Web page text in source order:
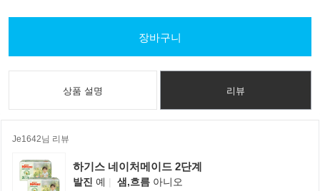
장바구니
상품 설명 리뷰
Je1642님 리뷰
하기스 네이처메이드 2단계
발진 예 | 샘,흐름 아니오